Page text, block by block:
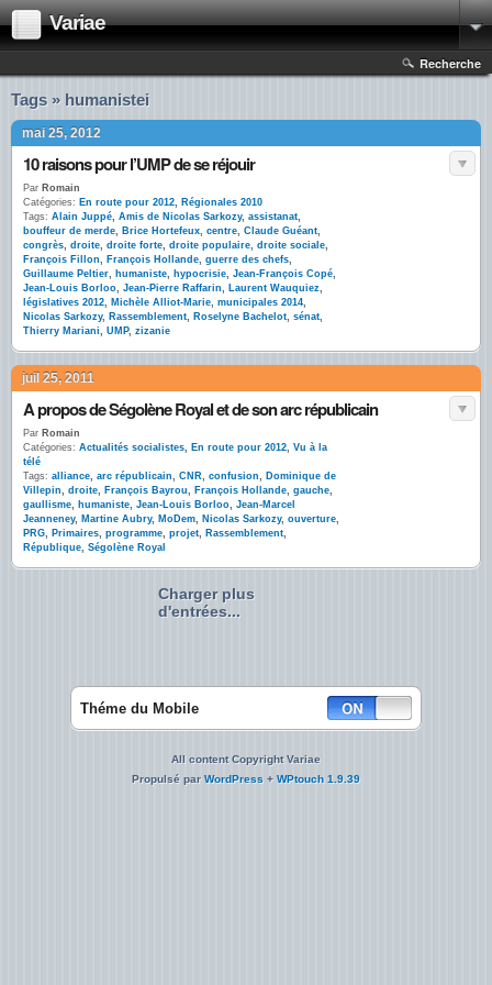
Variae
Recherche
Tags » humanistei
mai 25, 2012
10 raisons pour l’UMP de se réjouir
Par Romain
Catégories: En route pour 2012, Régionales 2010
Tags: Alain Juppé, Amis de Nicolas Sarkozy, assistanat,
bouffeur de merde, Brice Hortefeux, centre, Claude Guéant,
congrès, droite, droite forte, droite populaire, droite sociale,
François Fillon, François Hollande, guerre des chefs,
Guillaume Peltier, humaniste, hypocrisie, Jean-François Copé,
Jean-Louis Borloo, Jean-Pierre Raffarin, Laurent Wauquiez,
législatives 2012, Michèle Alliot-Marie, municipales 2014,
Nicolas Sarkozy, Rassemblement, Roselyne Bachelot, sénat,
Thierry Mariani, UMP, zizanie
juil 25, 2011
A propos de Ségolène Royal et de son arc républicain
Par Romain
Catégories: Actualités socialistes, En route pour 2012, Vu à la
télé
Tags: alliance, arc républicain, CNR, confusion, Dominique de
Villepin, droite, François Bayrou, François Hollande, gauche,
gaullisme, humaniste, Jean-Louis Borloo, Jean-Marcel
Jeanneney, Martine Aubry, MoDem, Nicolas Sarkozy, ouverture,
PRG, Primaires, programme, projet, Rassemblement,
République, Ségolène Royal
Charger plus
d'entrées...
Théme du Mobile
All content Copyright Variae
Propulsé parWordPress + WPtouch 1.9.39